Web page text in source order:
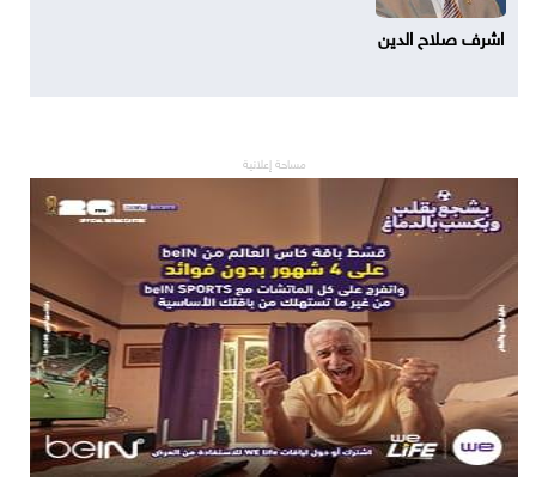
اشرف صلاح الدين
مساحة إعلانية